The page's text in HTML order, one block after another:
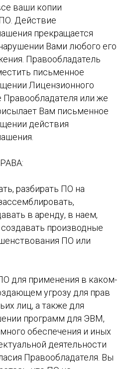
ваши копии
Действие
прекращается
Вами любого его
Правообладатель
письменное
Лицензионного
Правообладателя или же
Вам письменное
действия
разбирать ПО на
в аренду, в наем,
производные
ПО или
для применения в каком-
угрозу для прав
лиц, а также для
программ для ЭВМ,
обеспечения и иных
деятельности
Правообладателя. Вы